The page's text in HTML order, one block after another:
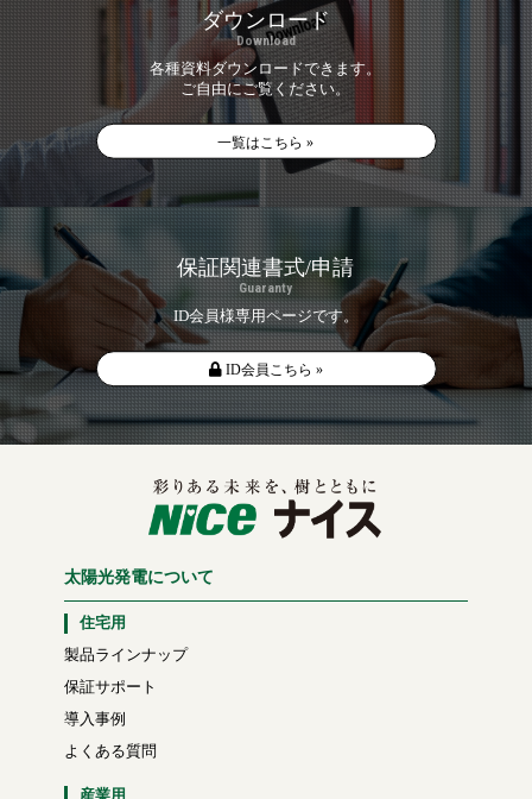
ダウンロード
Download
各種資料ダウンロードできます。
ご自由にご覧ください。
一覧はこちら »
保証関連書式/申請
Guaranty
ID会員様専用ページです。
ID会員こちら »
太陽光発電について
住宅用
製品ラインナップ
保証サポート
導入事例
よくある質問
産業用